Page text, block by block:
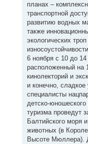
планах –
транспортной
развитию водных
также
экологических
6 ноября с 10 до
расположенный на
кинолекторий и
и конечно,
специалисты
детско-юношеского
туризма проведут
Балтийского моря
животных (в
Высоте Мюллера).